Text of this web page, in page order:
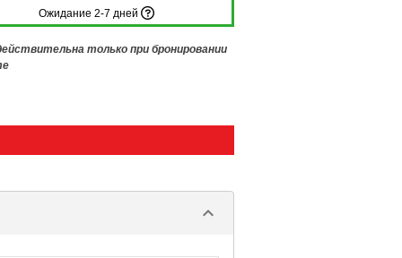
Ожидание 2-7 дней
только при бронировании
keyboard_arrow_down